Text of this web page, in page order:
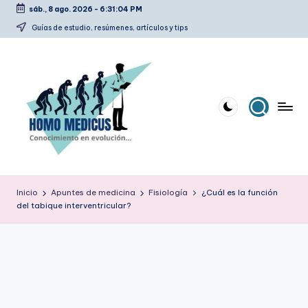
Saltar
sáb., 8 ago. 2026 - 6:31:05 PM
Guías de estudio, resúmenes, artículos y tips
o
m
estudio,
Inicio Apuntes de medicina Fisiología
¿Cuál es la función
del tabique interventricular?